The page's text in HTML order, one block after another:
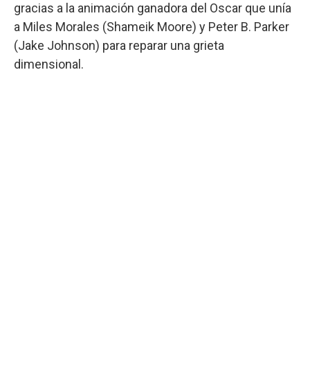
gracias a la animación ganadora del Oscar que unía
a Miles Morales (Shameik Moore) y Peter B. Parker
(Jake Johnson) para reparar una grieta
dimensional.